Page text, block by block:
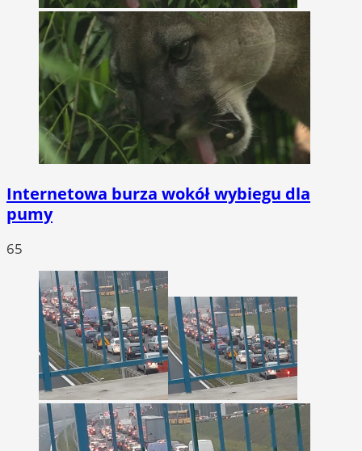
Internetowa burza wokół wybiegu dla
pumy
65